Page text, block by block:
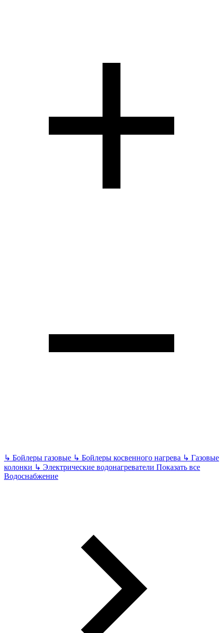
↳ Бойлеры газовые ↳ Бойлеры косвенного нагрева ↳ Газовые
колонки ↳ Электрические водонагреватели Показать все
Водоснабжение